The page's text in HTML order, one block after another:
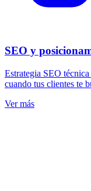
SEO y
Estrategia SEO
cuando tus clientes te
Ver más